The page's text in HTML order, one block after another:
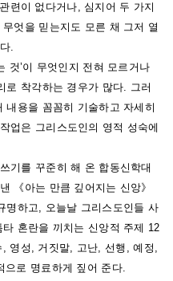
련이 없다거나, 심지어 두 가지
엇을 믿는지도 모른 채 그저 열
.
것’이 무엇인지 전혀 모르거나
로 착각하는 경우가 많다. 그러
내용을 꼼꼼히 기술하고 자세히
업은 그리스도인의 영적 성숙에
기를 꾸준히 해 온 합동신학대
《아는 만큼 깊어지는 신앙》
명하고, 오늘날 그리스도인들 사
혼란을 끼치는 신앙적 주제 12
영성, 거짓말, 고난, 선행, 예정,
로 명료하게 짚어 준다.